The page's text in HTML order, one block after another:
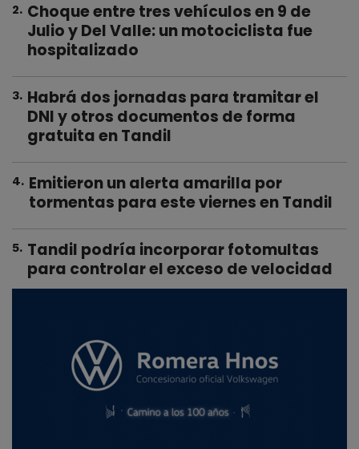
2. Choque entre tres vehículos en 9 de
Julio y Del Valle: un motociclista fue
hospitalizado
3. Habrá dos jornadas para tramitar el
DNI y otros documentos de forma
gratuita en Tandil
4. Emitieron un alerta amarilla por
tormentas para este viernes en Tandil
5. Tandil podría incorporar fotomultas
para controlar el exceso de velocidad